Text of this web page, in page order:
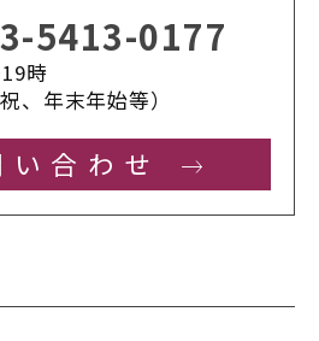
5413-0177
時
、年末年始等）
い合わせ